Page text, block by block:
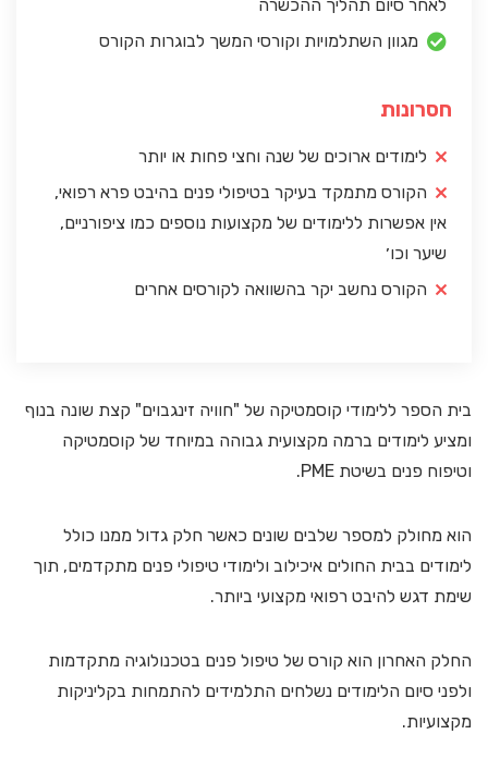
לאחר סיום תהליך ההכשרה
מגוון השתלמויות וקורסי המשך לבוגרות הקורס
חסרונות
לימודים ארוכים של שנה וחצי פחות או יותר
הקורס מתמקד בעיקר בטיפולי פנים בהיבט פרא רפואי,
אין אפשרות ללימודים של מקצועות נוספים כמו ציפורניים,
שיער וכו׳
הקורס נחשב יקר בהשוואה לקורסים אחרים
בית הספר ללימודי קוסמטיקה של "חוויה זינגבוים" קצת שונה בנוף
ומציע לימודים ברמה מקצועית גבוהה במיוחד של קוסמטיקה
וטיפוח פנים בשיטת PME.
הוא מחולק למספר שלבים שונים כאשר חלק גדול ממנו כולל
לימודים בבית החולים איכילוב ולימודי טיפולי פנים מתקדמים, תוך
שימת דגש להיבט רפואי מקצועי ביותר.
החלק האחרון הוא קורס של טיפול פנים בטכנולוגיה מתקדמות
ולפני סיום הלימודים נשלחים התלמידים להתמחות בקליניקות
מקצועיות.